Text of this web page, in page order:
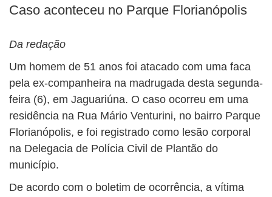
Caso aconteceu no Parque Florianópolis
Da redação
Um homem de 51 anos foi atacado com uma faca
pela ex-companheira na madrugada desta segunda-
feira (6), em Jaguariúna. O caso ocorreu em uma
residência na Rua Mário Venturini, no bairro Parque
Florianópolis, e foi registrado como lesão corporal
na Delegacia de Polícia Civil de Plantão do
município.
De acordo com o boletim de ocorrência, a vítima